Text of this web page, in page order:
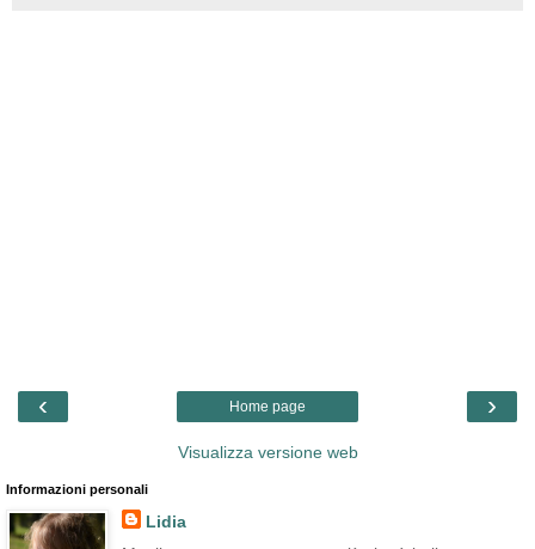
‹ ›
Home page
Visualizza versione web
Informazioni personali
Lidia